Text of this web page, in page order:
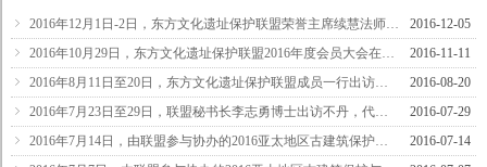
2016-12-05
ꁇ
2016年12月1日-2日，东方文化遗址保护联盟荣誉主席续慧法师出席“此岸·彼岸─2016亚太地区宗教遗产保存修复研讨会”
2016-11-11
ꁇ
2016年10月29日，东方文化遗址保护联盟2016年度会员大会在尼泊尔加德满都召开
2016-08-20
ꁇ
2016年8月11日至20日，东方文化遗址保护联盟成员一行出访斯里兰卡
2016-07-29
ꁇ
2016年7月23日至29日，联盟秘书长李志勇博士出访不丹，代表联盟出席“2016不丹文化景观及其意义工作营”
2016-07-14
ꁇ
2016年7月14日，由联盟参与协办的2016亚太地区古建筑保护与修复高级人才研修班成功举办